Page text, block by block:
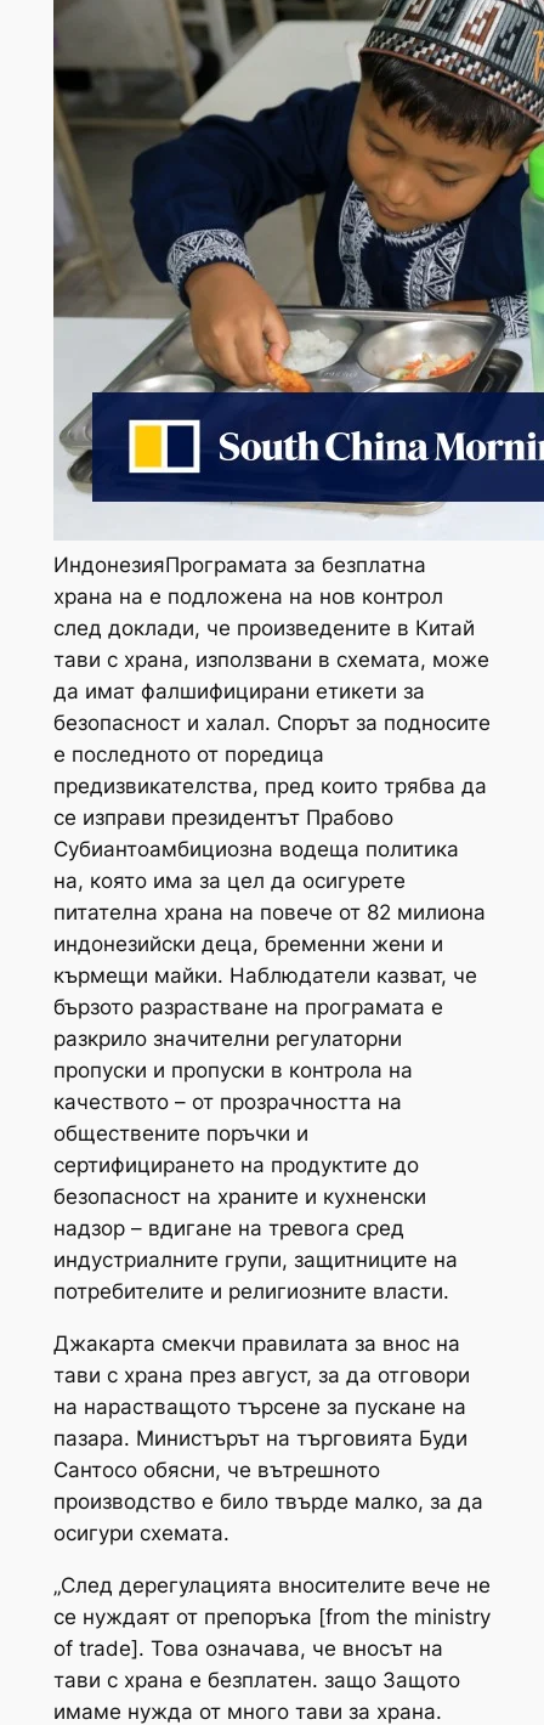
ИндонезияПрограмата за безплатна
храна на е подложена на нов контрол
след доклади, че произведените в Китай
тави с храна, използвани в схемата, може
да имат фалшифицирани етикети за
безопасност и халал. Спорът за подносите
е последното от поредица
предизвикателства, пред които трябва да
се изправи президентът Прабово
Субиантоамбициозна водеща политика
на, която има за цел да осигурете
питателна храна на повече от 82 милиона
индонезийски деца, бременни жени и
кърмещи майки. Наблюдатели казват, че
бързото разрастване на програмата е
разкрило значителни регулаторни
пропуски и пропуски в контрола на
качеството – от прозрачността на
обществените поръчки и
сертифицирането на продуктите до
безопасност на храните и кухненски
надзор – вдигане на тревога сред
индустриалните групи, защитниците на
потребителите и религиозните власти.
Джакарта смекчи правилата за внос на
тави с храна през август, за да отговори
на нарастващото търсене за пускане на
пазара. Министърът на търговията Буди
Сантосо обясни, че вътрешното
производство е било твърде малко, за да
осигури схемата.
„След дерегулацията вносителите вече не
се нуждаят от препоръка [from the ministry
of trade]. Това означава, че вносът на
тави с храна е безплатен. защо Защото
имаме нужда от много тави за храна.